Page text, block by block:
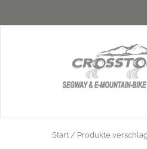
Start / Produkte